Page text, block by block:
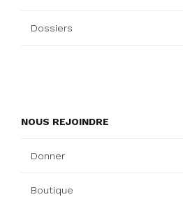
Dossiers
NOUS REJOINDRE
Donner
Boutique